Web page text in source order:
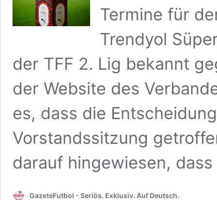
Termine für
Trendyol
der TFF 2. Lig bekannt
der Website des
es, dass die
Vorstandssitzung
darauf hingewiesen,
GazeteFutbol - Seriös. Exklusiv. Auf Deutsch.